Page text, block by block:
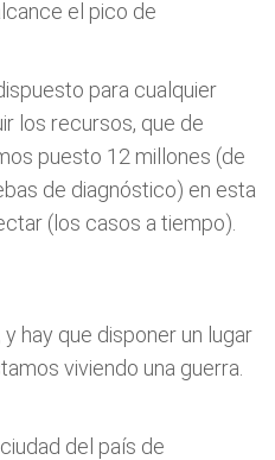
el pico de
para cualquier
los recursos, que de
puesto 12 millones (de
de diagnóstico) en esta
(los casos a tiempo).
hay que disponer un lugar
viviendo una guerra.
del país de